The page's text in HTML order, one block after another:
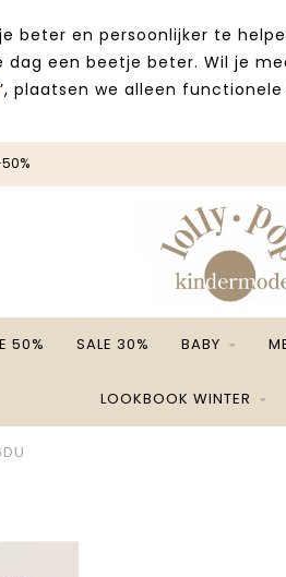
beter en persoonlijker te
een beetje beter. Wil je
’, plaatsen we alleen
50% SALE 30% BABY
LOOKBOOK WINTER